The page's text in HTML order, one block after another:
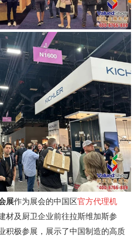
展作为展会的中国区官方代理机
材及厨卫企业前往拉斯维加斯参
积极参展，展示了中国制造的高质